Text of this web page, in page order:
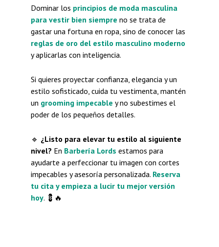
Dominar los principios de moda masculina
para vestir bien siempre no se trata de
gastar una fortuna en ropa, sino de conocer las
reglas de oro del estilo masculino moderno
y aplicarlas con inteligencia.
Si quieres proyectar confianza, elegancia y un
estilo sofisticado, cuida tu vestimenta, mantén
un grooming impecable y no subestimes el
poder de los pequeños detalles.
🔹 ¿Listo para elevar tu estilo al siguiente
nivel? En Barbería Lords estamos para
ayudarte a perfeccionar tu imagen con cortes
impecables y asesoría personalizada. Reserva
tu cita y empieza a lucir tu mejor versión
hoy. 💈🔥